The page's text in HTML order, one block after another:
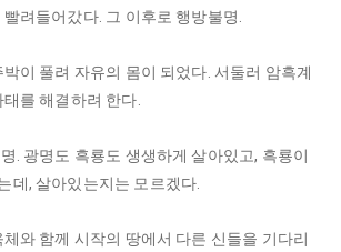
려들어갔다. 그 이후로 행방불명.
이 풀려 자유의 몸이 되었다. 서둘러 암흑계
를 해결하려 한다.
. 광명도 흑룡도 생생하게 살아있고, 흑룡이
데, 살아있는지는 모르겠다.
와 함께 시작의 땅에서 다른 신들을 기다리